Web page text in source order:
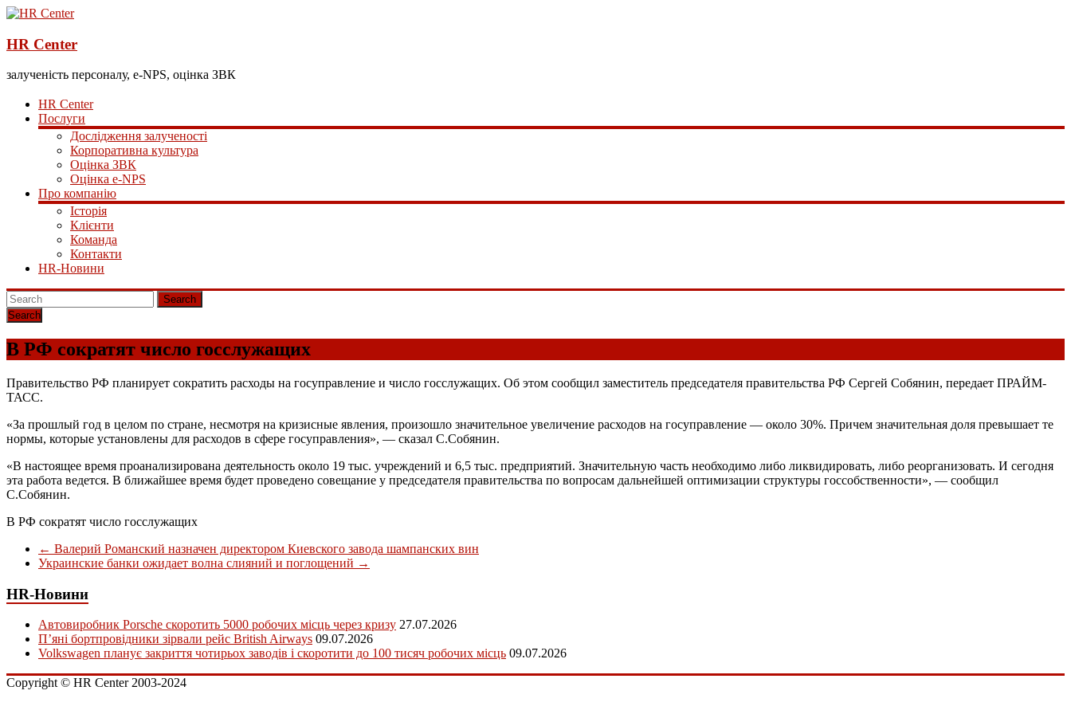
HR Center
залученість персоналу, e-NPS, оцінка ЗВК
HR Center
Послуги
Дослідження залученості
Корпоративна культура
Оцінка ЗВК
Оцінка e-NPS
Про компанію
Історія
Клієнти
Команда
Контакти
HR-Новини
Search
В РФ сократят число госслужащих
Правительство РФ планирует сократить расходы на госуправление и число госслужащих. Об этом сообщил заместитель председателя правительства РФ Сергей Собянин, передает ПРАЙМ-
ТАСС.
«За прошлый год в целом по стране, несмотря на кризисные явления, произошло значительное увеличение расходов на госуправление — около 30%. Причем значительная доля превышает те
нормы, которые установлены для расходов в сфере госуправления», — сказал С.Собянин.
«В настоящее время проанализирована деятельность около 19 тыс. учреждений и 6,5 тыс. предприятий. Значительную часть необходимо либо ликвидировать, либо реорганизовать. И сегодня
эта работа ведется. В ближайшее время будет проведено совещание у председателя правительства по вопросам дальнейшей оптимизации структуры госсобственности», — сообщил
С.Собянин.
В РФ сократят число госслужащих
← Валерий Романский назначен директором Киевского завода шампанских вин
Украинские банки ожидает волна слияний и поглощений →
HR-Новини
Автовиробник Porsche скоротить 5000 робочих місць через кризу 27.07.2026
П’яні бортпровідники зірвали рейс British Airways 09.07.2026
Volkswagen планує закриття чотирьох заводів і скоротити до 100 тисяч робочих місць 09.07.2026
Copyright © HR Center 2003-2024